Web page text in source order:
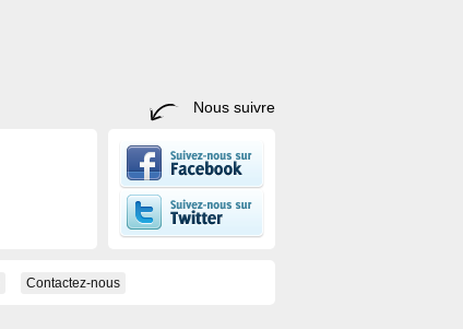
Nous suivre
Contactez-nous